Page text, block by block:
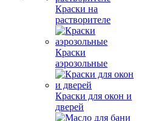
Краски на
растворителе
Краски
аэрозольные
Краски для окон и
дверей